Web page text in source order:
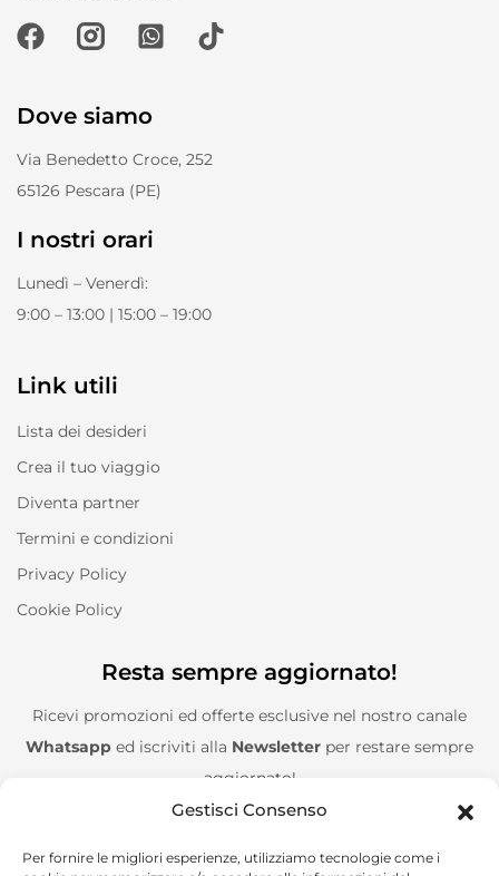
Gestisci Consenso
Per fornire le migliori esperienze, utilizziamo tecnologie come i
Dove siamo
Via Benedetto Croce, 252
65126 Pescara (PE)
I nostri orari
Lunedì – Venerdì:
9:00 – 13:00 | 15:00 – 19:00
Link utili
Lista dei desideri
Crea il tuo viaggio
Diventa partner
Termini e condizioni
Privacy Policy
Cookie Policy
Resta sempre aggiornato!
Ricevi promozioni ed offerte esclusive nel nostro canale
Whatsapp ed iscriviti alla Newsletter per restare sempre
aggiornato!